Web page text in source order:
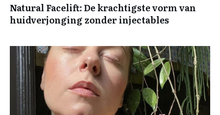
Natural Facelift: De krachtigste vorm van
huidverjonging zonder injectables